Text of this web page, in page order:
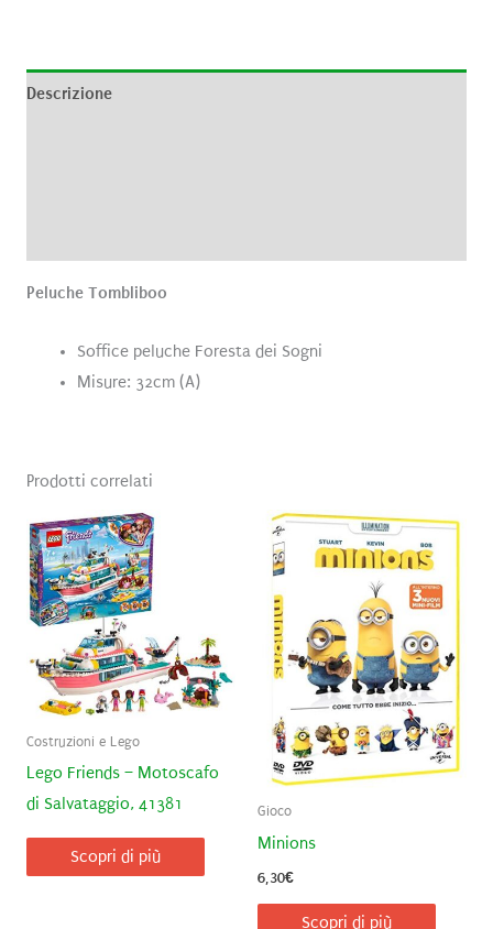
Descrizione
Peluche Tombliboo
Soffice peluche Foresta dei Sogni
Misure: 32cm (A)
Prodotti correlati
Costruzioni e Lego
Lego Friends – Motoscafo
di Salvataggio, 41381
Scopri di più
Gioco
Minions
6,30€
Scopri di più